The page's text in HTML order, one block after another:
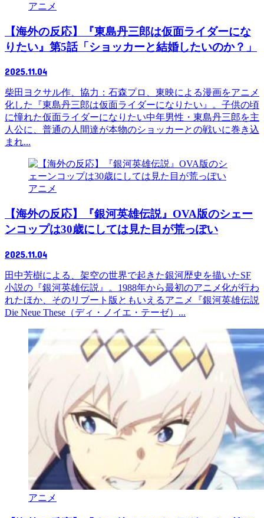
アニメ
【海外の反応】『東島丹三郎は仮面ライダーにな
りたい』第5話「ショッカーと結婚したいのか？」
2025.11.04
柴田ヨクサル作、協力：石森プロ、東映による漫画をアニメ
化した『東島丹三郎は仮面ライダーになりたい』。子供の頃
に憧れた仮面ライダーになりたい中年男性・東島丹三郎を主
人公に、普通の人間達が本物のショッカーとの戦いに巻き込
まれ...
アニメ
【海外の反応】『銀河英雄伝説』OVA版のシェー
ンコップは30歳にしては見た目が荒っぽい
2025.11.04
田中芳樹による、架空の世界で起きた銀河歴史を描いたSF
小説の『銀河英雄伝説』。1988年から最初のアニメ化が行わ
れたほか、そのリブート版ともいえるアニメ『銀河英雄伝説
Die Neue These（ディ・ノイエ・テーゼ）...
アニメ